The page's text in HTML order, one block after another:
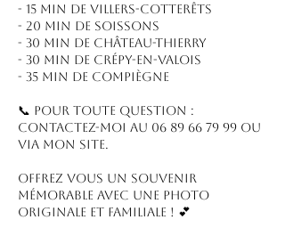
- 15 min de Villers-Cotterêts
- 20 min de Soissons
- 30 min de Château-Thierry
- 30 min de Crépy-en-Valois
- 35 min de Compiègne
📞 Pour toute question :
contactez-moi au 06 89 66 79 99 ou
via mon site.
Offrez vous un souvenir
mémorable avec une photo
originale et familiale ! 💕